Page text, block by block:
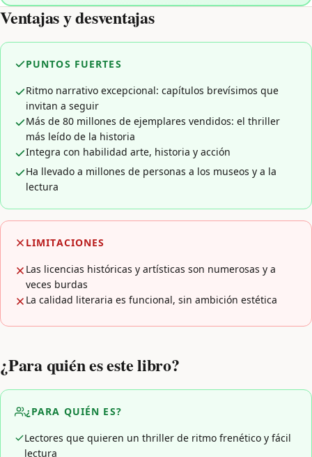
Ventajas y desventajas
PUNTOS FUERTES
Ritmo narrativo excepcional: capítulos brevísimos que
invitan a seguir
Más de 80 millones de ejemplares vendidos: el thriller
más leído de la historia
Integra con habilidad arte, historia y acción
Ha llevado a millones de personas a los museos y a la
lectura
LIMITACIONES
Las licencias históricas y artísticas son numerosas y a
veces burdas
La calidad literaria es funcional, sin ambición estética
¿Para quién es este libro?
¿PARA QUIÉN ES?
Lectores que quieren un thriller de ritmo frenético y fácil
lectura